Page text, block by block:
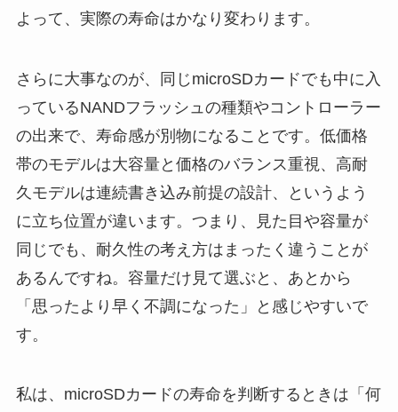
よって、実際の寿命はかなり変わります。
さらに大事なのが、同じmicroSDカードでも中に入
っているNANDフラッシュの種類やコントローラー
の出来で、寿命感が別物になることです。低価格
帯のモデルは大容量と価格のバランス重視、高耐
久モデルは連続書き込み前提の設計、というよう
に立ち位置が違います。つまり、見た目や容量が
同じでも、耐久性の考え方はまったく違うことが
あるんですね。容量だけ見て選ぶと、あとから
「思ったより早く不調になった」と感じやすいで
す。
私は、microSDカードの寿命を判断するときは「何